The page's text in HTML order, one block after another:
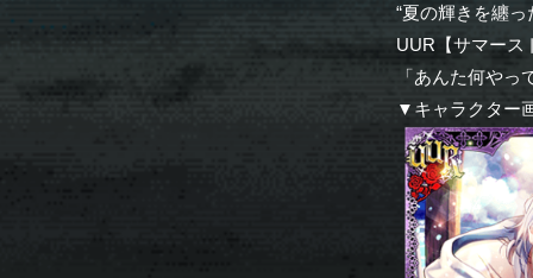
“夏の輝きを纏
UUR【サマース
「あんた何や
▼キャラクター